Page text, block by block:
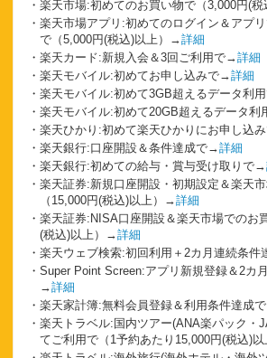
楽天市場:初めてのお買い物で（3,000円(
楽天市場アプリ:初めてのログイン＆アプ
で（5,000円(税込)以上）→詳細
楽天カード:新規入会＆3回ご利用で→詳細
楽天モバイル:初めてお申し込みで→詳細
楽天モバイル:初めて3GB超えるデータ利
楽天モバイル:初めて20GB超えるデータ利
楽天ひかり:初めて楽天ひかりにお申し込
楽天銀行:口座開設＆条件達成で→詳細
楽天銀行:初めての給与・賞与受け取りで→
楽天証券:新規口座開設・初期設定＆楽天
（15,000円(税込)以上）→詳細
楽天証券:NISA口座開設＆楽天市場でのお
(税込)以上）→詳細
楽天ウェブ検索:初回利用＋2カ月連続条件
Super Point Screen:アプリ新規登録＆2カ
→詳細
楽天家計簿:無料会員登録＆利用条件達成
楽天トラベル:国内ツアー(ANA楽パック・
てご利用で（1予約あたり15,000円(税込)